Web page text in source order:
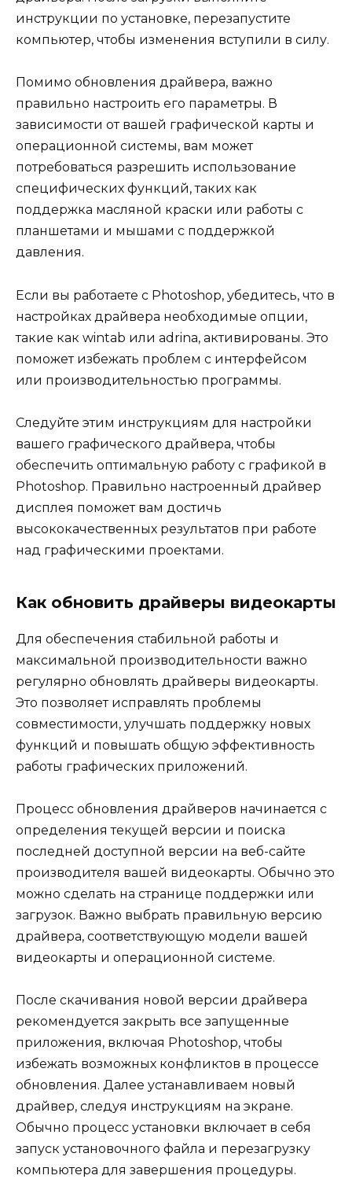
инструкции по установке, перезапустите
компьютер, чтобы изменения вступили в силу.
Помимо обновления драйвера, важно
правильно настроить его параметры. В
зависимости от вашей графической карты и
операционной системы, вам может
потребоваться разрешить использование
специфических функций, таких как
поддержка масляной краски или работы с
планшетами и мышами с поддержкой
давления.
Если вы работаете с Photoshop, убедитесь, что в
настройках драйвера необходимые опции,
такие как wintab или adrina, активированы. Это
поможет избежать проблем с интерфейсом
или производительностью программы.
Следуйте этим инструкциям для настройки
вашего графического драйвера, чтобы
обеспечить оптимальную работу с графикой в
Photoshop. Правильно настроенный драйвер
дисплея поможет вам достичь
высококачественных результатов при работе
над графическими проектами.
Как обновить драйверы видеокарты
Для обеспечения стабильной работы и
максимальной производительности важно
регулярно обновлять драйверы видеокарты.
Это позволяет исправлять проблемы
совместимости, улучшать поддержку новых
функций и повышать общую эффективность
работы графических приложений.
Процесс обновления драйверов начинается с
определения текущей версии и поиска
последней доступной версии на веб-сайте
производителя вашей видеокарты. Обычно это
можно сделать на странице поддержки или
загрузок. Важно выбрать правильную версию
драйвера, соответствующую модели вашей
видеокарты и операционной системе.
После скачивания новой версии драйвера
рекомендуется закрыть все запущенные
приложения, включая Photoshop, чтобы
избежать возможных конфликтов в процессе
обновления. Далее устанавливаем новый
драйвер, следуя инструкциям на экране.
Обычно процесс установки включает в себя
запуск установочного файла и перезагрузку
компьютера для завершения процедуры.